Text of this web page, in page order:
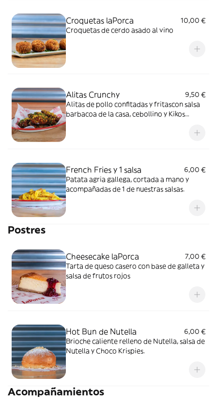
Croquetas laPorca
10,00 €
Croquetas de cerdo asado al vino
Alitas Crunchy
9,50 €
Alitas de pollo confitadas y fritascon salsa
barbacoa de la casa, cebollino y Kikos
French Fries y 1 salsa
6,00 €
Patata agria gallega, cortada a mano y
acompañadas de 1 de nuestras salsas.
Postres
Cheesecake laPorca
7,00 €
Tarta de queso casero con base de galleta y
salsa de frutos rojos
Hot Bun de Nutella
6,00 €
Brioche caliente relleno de Nutella, salsa de
Nutella y Choco Krispies.
Acompañamientos